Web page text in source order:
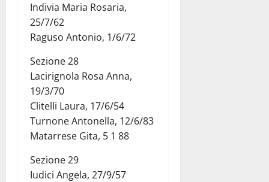
Indivia Maria Rosaria,
25/7/62
Raguso Antonio, 1/6/72
Sezione 28
Lacirignola Rosa Anna,
19/3/70
Clitelli Laura, 17/6/54
Turnone Antonella, 12/6/83
Matarrese Gita, 5 1 88
Sezione 29
Iudici Angela, 27/9/57